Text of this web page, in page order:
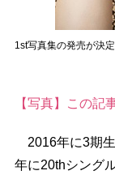
1st写真集の発売が決
【写真】この記
2016年に3期
年に20thシング